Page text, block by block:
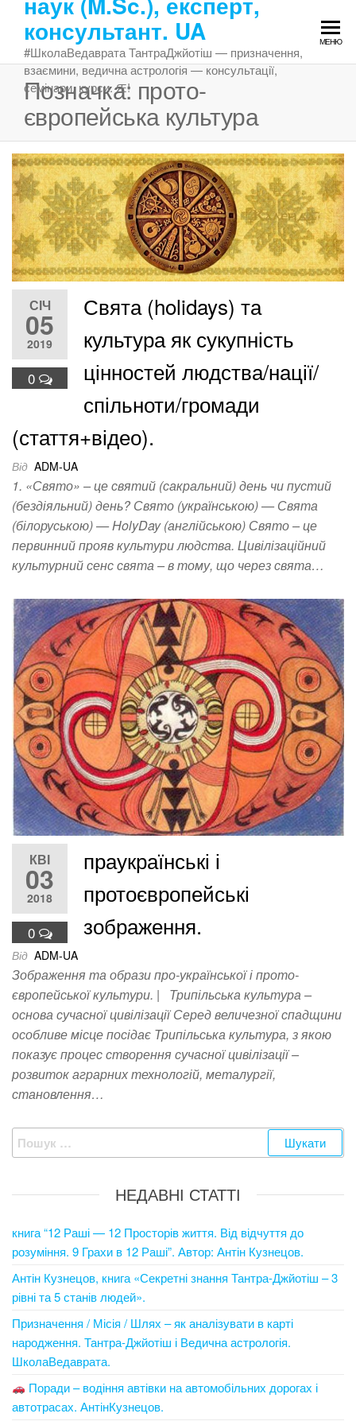
Перейти
змістуконсультант. UA
#ШколаВедаврата ТантраДжйотіш — призначення,
взаємини, ведична астрологія — консультації,
семінари, курси. Ԙ!
МЕНЮ
Позначка: прото-
європейська культура
СІЧ
05
2019
0
Свята (holidays) та
культура як сукупність
цінностей людства/нації/
спільноти/громади
(стаття+відео).
Від ADM-UA
1. «Свято» – це святий (сакральний) день чи пустий
(бездіяльний) день? Свято (українською) — Свята
(білоруською) — HolyDay (англійською) Свято – це
первинний прояв культури людства. Цивілізаційний
культурний сенс свята – в тому, що через свята…
КВІ
03
2018
0
праукраїнські і
протоєвропейські
зображення.
Від ADM-UA
Зображення та образи про-української і прото-
європейської культури. | Трипільська культура –
основа сучасної цивілізації Серед величезної спадщини
особливе місце посідає Трипільська культура, з якою
показує процес створення сучасної цивілізації –
розвиток аграрних технологій, металургії,
становлення…
Пошук:
НЕДАВНІ СТАТТІ
книга “12 Раші — 12 Просторів життя. Від відчуття до
розуміння. 9 Грахи в 12 Раші”. Автор: Антін Кузнецов.
Антін Кузнецов, книга «Секретні знання Тантра-Джйотіш – 3
рівні та 5 станів людей».
Призначення / Місія / Шлях – як аналізувати в карті
народження. Тантра-Джйотіш і Ведична астрологія.
ШколаВедаврата.
Поради – водіння автівки на автомобільних дорогах і
автотрасах. АнтінКузнецов.